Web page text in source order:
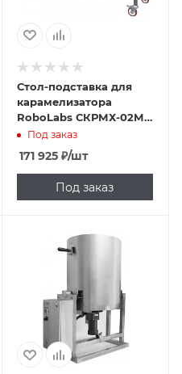
Стол-подставка для
карамелизатора
RoboLabs СКРМХ-02М
для SugarLips 20
Под заказ
171 925₽/шт
Под заказ